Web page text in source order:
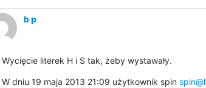
b p
Wycięcie literek H i S tak, żeby wystawały.
W dniu 19 maja 2013 21:09 użytkownik spin